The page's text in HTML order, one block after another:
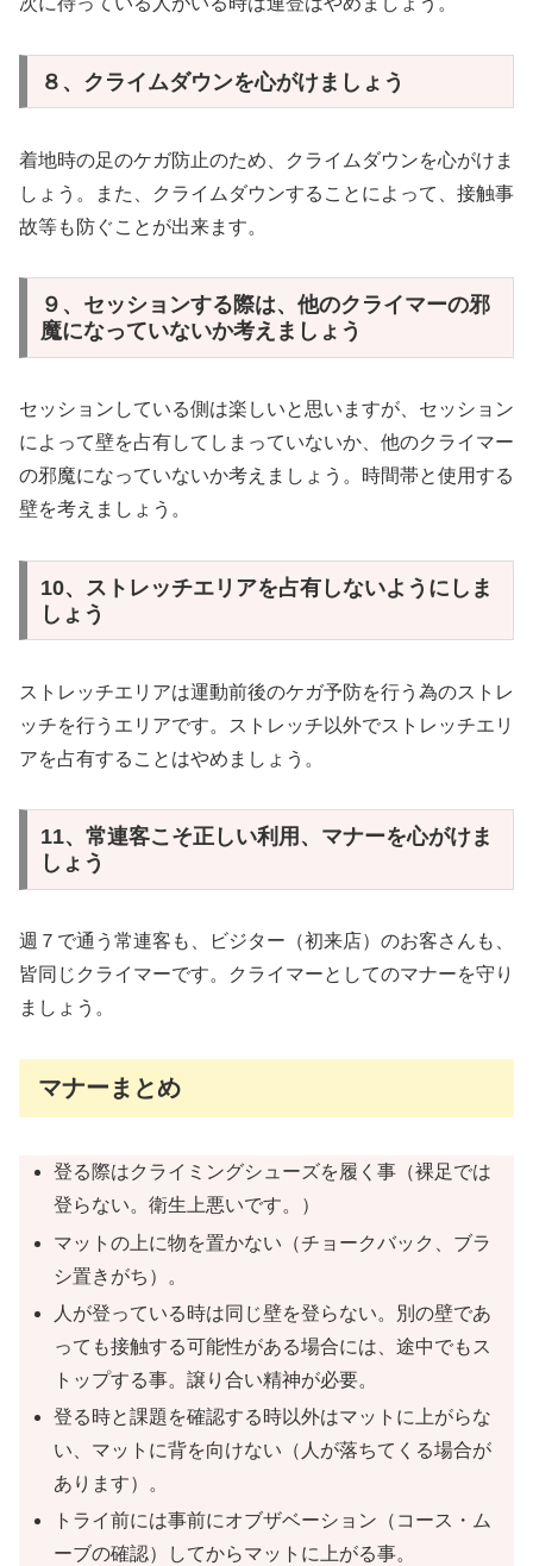
８、クライムダウンを心がけましょう
着地時の足のケガ防止のため、クライムダウンを心がけま
しょう。また、クライムダウンすることによって、接触事
故等も防ぐことが出来ます。
９、セッションする際は、他のクライマーの邪
魔になっていないか考えましょう
セッションしている側は楽しいと思いますが、セッション
によって壁を占有してしまっていないか、他のクライマー
の邪魔になっていないか考えましょう。時間帯と使用する
壁を考えましょう。
10、ストレッチエリアを占有しないようにしま
しょう
ストレッチエリアは運動前後のケガ予防を行う為のストレ
ッチを行うエリアです。ストレッチ以外でストレッチエリ
アを占有することはやめましょう。
11、常連客こそ正しい利用、マナーを心がけま
しょう
週７で通う常連客も、ビジター（初来店）のお客さんも、
皆同じクライマーです。クライマーとしてのマナーを守り
ましょう。
マナーまとめ
登る際はクライミングシューズを履く事（裸足では
登らない。衛生上悪いです。）
マットの上に物を置かない（チョークバック、ブラ
シ置きがち）。
人が登っている時は同じ壁を登らない。別の壁であ
っても接触する可能性がある場合には、途中でもス
トップする事。譲り合い精神が必要。
登る時と課題を確認する時以外はマットに上がらな
い、マットに背を向けない（人が落ちてくる場合が
あります）。
トライ前には事前にオブザベーション（コース・ム
ーブの確認）してからマットに上がる事。